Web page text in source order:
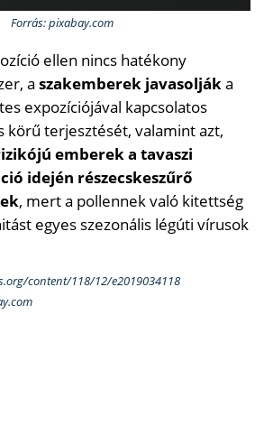
Forrás: pixabay.com
ellen nincs hatékony
a szakemberek javasoljáka
expozíciójával kapcsolatos
körű terjesztését, valamint azt,
emberek a tavaszi
idején részecskeszűrő
, mert a pollennek való kitettség
egyes szezonális légúti vírusok
content/118/12/e2019034118